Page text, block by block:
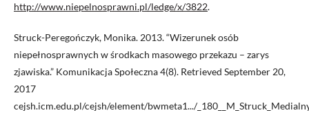
http://www.niepelnosprawni.pl/ledge/x/3822.
Struck-Peregończyk, Monika. 2013. “Wizerunek osób
niepełnosprawnych w środkach masowego przekazu – zarys
zjawiska.” Komunikacja Społeczna 4(8). Retrieved September 20,
2017
cejsh.icm.edu.pl/cejsh/element/bwmeta1.../